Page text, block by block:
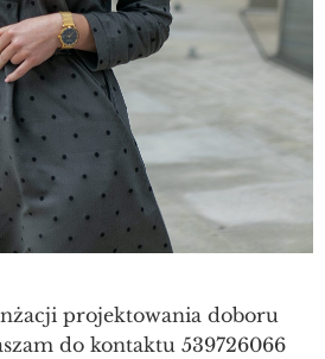
projektowania doboru
do kontaktu 539726066